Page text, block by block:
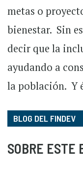
metas o
bienestar. Sin
decir que la
ayudando a
la población. Y
BLOG DEL FINDEV
SOBRE ESTE